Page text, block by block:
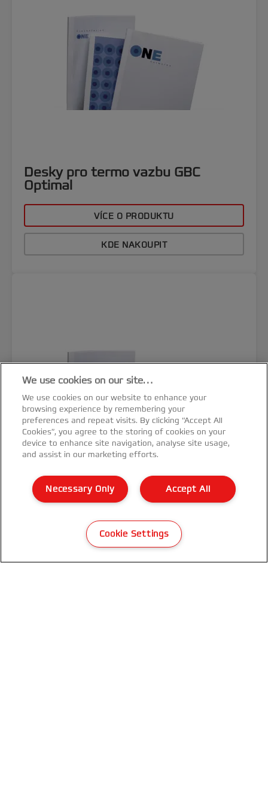
Desky pro termo vazbu GBC
Optimal
VÍCE O PRODUKTU
KDE NAKOUPIT
Desky pro termo vazbu GBC
VÍCE O PRODUKTU
We use cookies on our site…
We use cookies on our website to enhance your
browsing experience by remembering your
preferences and repeat visits. By clicking “Accept All
Cookies”, you agree to the storing of cookies on your
device to enhance site navigation, analyse site usage,
and assist in our marketing efforts.
Accept All
Necessary Only
Cookie Settings